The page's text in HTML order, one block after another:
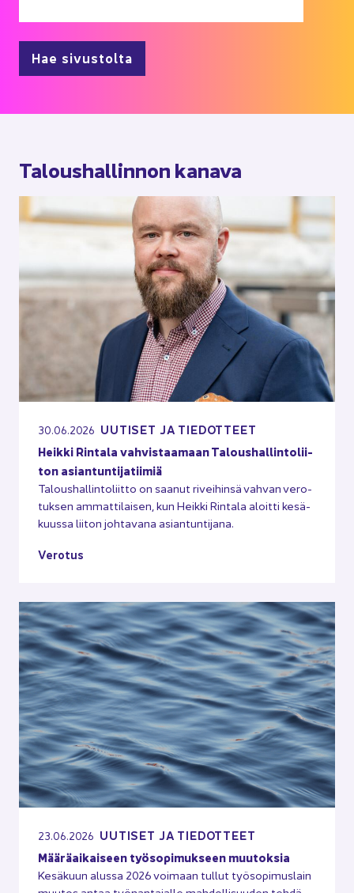
Hae sivustolta
Ta­lous­hal­lin­non ka­na­va
30.06.2026 UU­TI­SET JA TIE­DOT­TEET
Heik­ki Rin­ta­la vah­vis­taa­maan Ta­lous­hal­lin­to­lii­
ton asian­tun­ti­ja­tii­miä
Ta­lous­hal­lin­to­liit­to on saa­nut ri­vei­hin­sä vah­van ve­ro­
tuk­sen am­mat­ti­lai­sen, kun Heik­ki Rin­ta­la aloit­ti ke­sä­
kuus­sa lii­ton joh­ta­va­na asian­tun­ti­ja­na.
Ve­ro­tus
23.06.2026 UU­TI­SET JA TIE­DOT­TEET
Mää­rä­ai­kai­seen työ­so­pi­muk­seen muu­tok­sia
Ke­sä­kuun alus­sa 2026 voi­maan tul­lut työ­so­pi­mus­lain